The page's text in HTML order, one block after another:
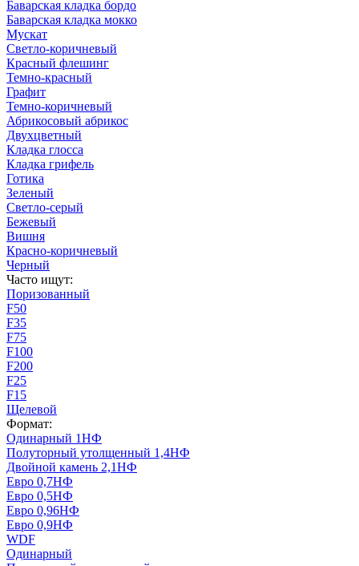
Баварская кладка бордо
Баварская кладка мокко
Мускат
Светло-коричневый
Красный флешинг
Темно-красный
Графит
Темно-коричневый
Абрикосовый абрикос
Двухцветный
Кладка глосса
Кладка грифель
Готика
Зеленый
Светло-серый
Бежевый
Вишня
Красно-коричневый
Черный
Часто ищут:
Поризованный
F50
F35
F75
F100
F200
F25
F15
Щелевой
Формат:
Одинарный 1НФ
Полуторный утолщенный 1,4НФ
Двойной камень 2,1НФ
Евро 0,7НФ
Евро 0,5НФ
Евро 0,96НФ
Евро 0,9НФ
WDF
Одинарный